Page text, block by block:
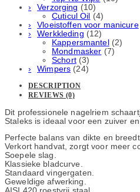
Verzorging (10)
Cuticul Oil (4)
Vloeistoffen voor manicure
Werkkleding (12)
Kappersmantel (2)
Mondmasker (7)
Schort (3)
Wimpers (24)
DESCRIPTION
REVIEWS (0)
Dit professionele nagelriem
Staleks is ideaal voor een zuiver
Perfecte balans van dikte en
Verkort handvat, zorgt voor meer
Soepele slag.
Klassieke bladcurve.
Standaard vingergaten.
Geweldige afwerking.